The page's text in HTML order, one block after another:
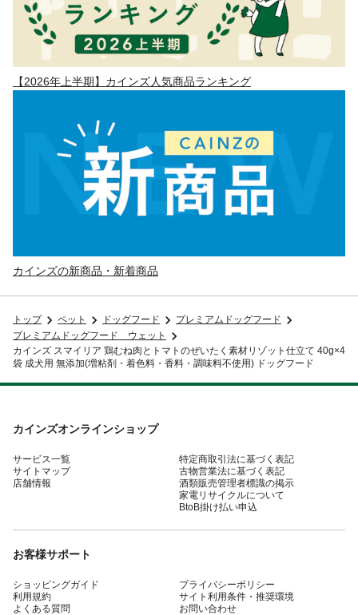
【2026年上半期】カインズ人気商品ランキング
カインズの新商品・新着商品
トップ ペット ドッグフード
プレミアムドッグフード
プレミアムドッグフード ウェット
カインズ スマイリア 鶏むね肉とトマトのぜいたく素材リゾット仕立て 40g×4
袋 成犬用 無添加(増粘剤・着色料・香料・調味料不使用) ドッグフード
カインズオンラインショップ
サービス一覧
サイトマップ
店舗情報
特定商取引法に基づく表記
古物営業法に基づく表記
酒類販売管理者標識の掲示
家電リサイクルについて
BtoB掛け払い申込
お客様サポート
ショッピングガイド
利用規約
よくある質問
プライバシーポリシー
サイト利用条件・推奨環境
お問い合わせ